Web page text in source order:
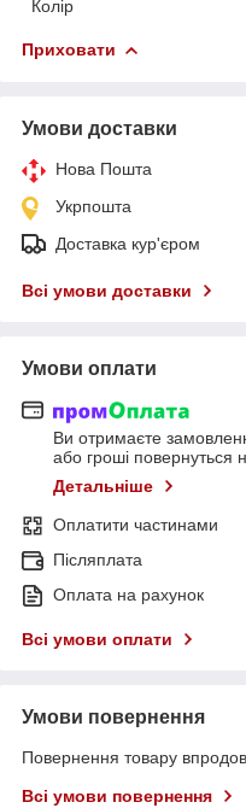
Колір
Приховати
Умови доставки
Нова Пошта
Укрпошта
Доставка кур'єром
Всі умови доставки
Умови оплати
Ви отримаєте
або гроші повернуться
Детальніше
Оплатити частинами
Післяплата
Оплата на рахунок
Всі умови оплати
Умови повернення
Повернення товару
Всі умови повернення